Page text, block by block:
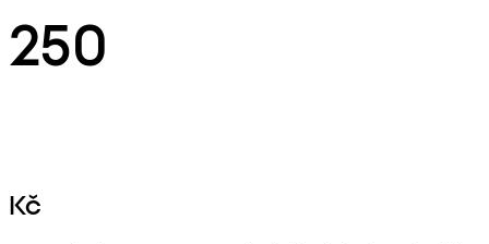
250
Kč